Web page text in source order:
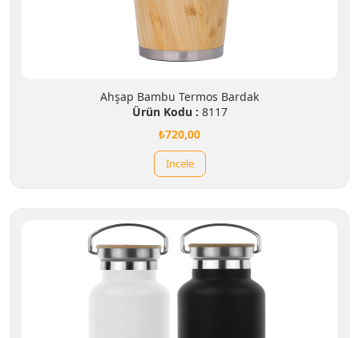
Ahşap Bambu Termos Bardak
Ürün Kodu : 8117
₺720,00
İncele